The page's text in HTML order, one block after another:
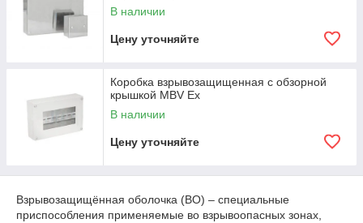
В наличии
Цену уточняйте
Коробка взрывозащищенная с обзорной
крышкой MBV Ex
В наличии
Цену уточняйте
Взрывозащищённая оболочка (ВО) – специальные
приспособления применяемые во взрывоопасных зонах,